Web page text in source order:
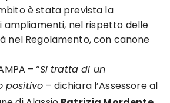
è stata prevista la
ampliamenti, nel rispetto delle
nel Regolamento, con canone
– “Si tratta di un
positivo – dichiara l’Assessore al